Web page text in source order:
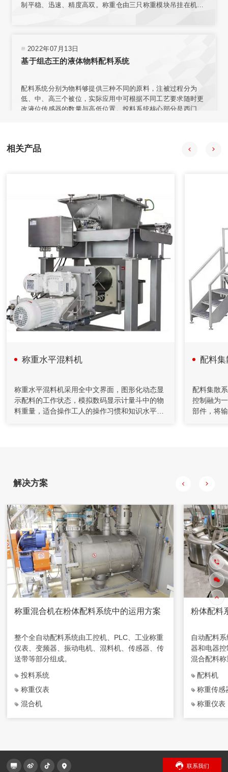
制平稳、迅速、精度高双。称重仓由三只称重模块吊挂在机架
量，称量模块固定在网板上，且允许重新安装传感器排列位置
或选择网板不同区域安装。
2022年07月13日
基于组态王的液体物料配料系统
配料系统分别为物料够提供三种不同的原料，注被过程分为
低、中、高三个被位，实际应用中可根据不同工艺要求随时更
改液位传感器的数量与高低位置。投料系统核心部分是西门子
会获得数据并通过组态王特其同步显示。
2020年08月18日
自动配料系统采用中药工艺控制技术、计算机技术、信息技
术、现代检测技术、APC技术和专家系统，提供自动化整体解
2020年08月18日
计算机在减重法施胶配料系统中的应用
在人造板减重法施胶计量监控过程中，采用计算机技术和PID
控制方法，完成系统的组态、设计、控制、管理等功能。配料
系统把单位时间内物料的前后重量差值转变为瞬时流量信号，
以该信号参与流量调节控制并进行物料累计积算管理。具有测
2020年04月26日
充填机通过螺旋给料机和计量装置送至搅拌桶，通过调节给料
机的转速来控制下料量。水管上装有流量计对水量进行计量，
相关产品
称重水平混料机
称重水平混料机采用全中文界面，图形化动态显
示配料的工作状态，模拟数码显示计量斗中的物
料重量，适合操作工人的操作习惯和知识水平。
配料
配料集散
控制融为
部件，将
解决方案
称重混合机在粉体配料系统中的运用方案
整个全自动配料系统由工控机、PLC、工业称重
仪表、变频器、振动电机、混料机、传感器、传
送带等部分组成。
投料系统
称重仪表
混合机
粉体配料
自动配料
器和电器
混合配料
配料机
称重传感
称重仪表
联系我们